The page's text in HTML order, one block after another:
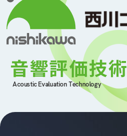
音響評価技術
Acoustic Evaluation Technology